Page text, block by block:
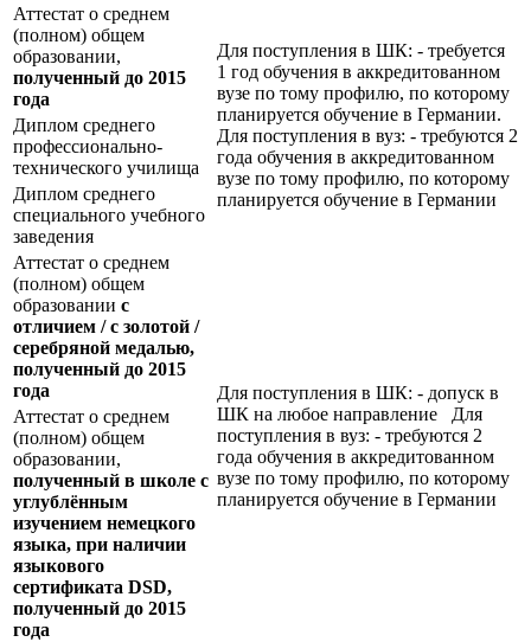
Аттестат о среднем
(полном) общем
образовании,
полученный до 2015
года
Для поступления в ШК: - требуется
1 год обучения в аккредитованном
вузе по тому профилю, по которому
планируется обучение в Германии.
Для поступления в вуз: - требуются 2
года обучения в аккредитованном
вузе по тому профилю, по которому
планируется обучение в Германии
Диплом среднего
профессионально-
технического училища
Диплом среднего
специального учебного
заведения
Аттестат о среднем
(полном) общем
образовании с
отличием / с золотой /
серебряной медалью,
полученный до 2015
года
Для поступления в ШК: - допуск в
ШК на любое направление Для
поступления в вуз: - требуются 2
года обучения в аккредитованном
вузе по тому профилю, по которому
планируется обучение в Германии
Аттестат о среднем
(полном) общем
образовании,
полученный в школе с
углублённым
изучением немецкого
языка, при наличии
языкового
сертификата DSD,
полученный до 2015
года